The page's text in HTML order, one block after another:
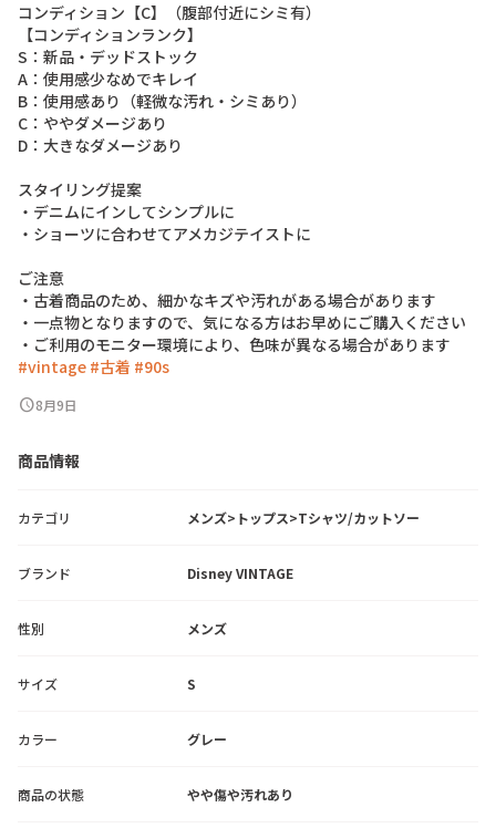
コ ンディ ショ ン 【C】 （腹部付近にシミ有）
【コ ンディ ショ ンラ ンク】
S ： 新品 ・ デッ ドス ト ック
A ： 使用感少なめでキ レイ
B ： 使用感あり （軽微な汚れ ・ シミ あり）
C ： ややダメージあり
D ： 大きなダメージあり
スタイ リ ング提案
・ デニムにイ ン してシンプルに
・ ショ ーツに合わせてアメカジテイス トに
ご注意
・ 古着商品のため、 細かなキズや汚れがある場合があり ます
・ 一点物となり ますので、 気になる方はお早めにご購入く ださい
・ ご利用のモニター環境によ り、 色味が異なる場合があり ます
#vintage #古着 #90s
schedule8月9日
商品情報
カテゴリ メンズ>トップス>Tシャツ/カットソー
ブランド Disney VINTAGE
性別 メンズ
サイズ S
カラー グレー
商品の状態 やや傷や汚れあり